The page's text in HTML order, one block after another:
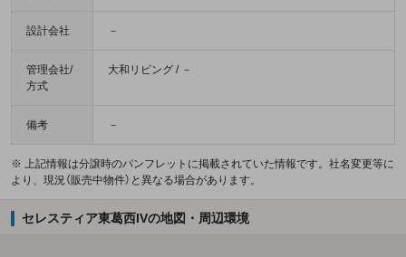
設計会社 －
管理会社/
方式
大和リビング / －
備考 －
※ 上記情報は分譲時のパンフレットに掲載されていた情報です。社名変更等に
より、現況（販売中物件）と異なる場合があります。
セレスティア東葛西IVの地図・周辺環境